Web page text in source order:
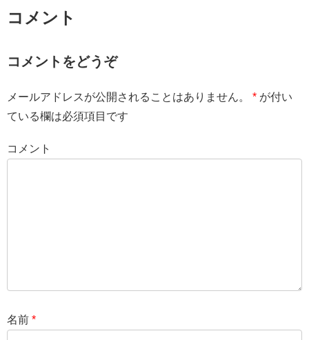
コメント
コメントをどうぞ
メールアドレスが公開されることはありません。 * が付い
ている欄は必須項目です
コメント
名前 *